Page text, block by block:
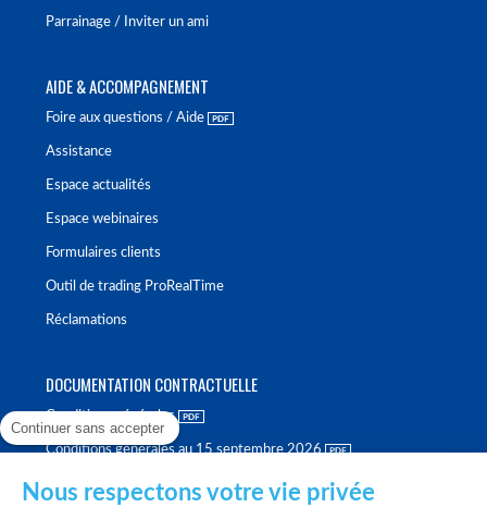
Parrainage / Inviter un ami
AIDE & ACCOMPAGNEMENT
Foire aux questions / Aide
Assistance
Espace actualités
Espace webinaires
Formulaires clients
Outil de trading ProRealTime
Réclamations
DOCUMENTATION CONTRACTUELLE
Conditions générales
Conditions générales au 15 septembre 2026
Continuer sans accepter
Nous respectons votre vie privée